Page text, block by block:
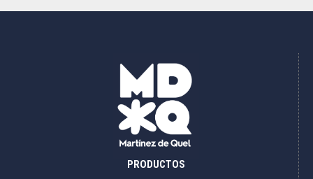
PRODUCTOS